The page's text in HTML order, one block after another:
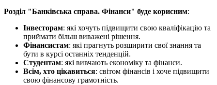
Розділ "Банківська справа. Фінанси" буде корисним:
Інвесторам: які хочуть підвищити свою кваліфікацію та
приймати більш виважені рішення.
Фінансистам: які прагнуть розширити свої знання та
бути в курсі останніх тенденцій.
Студентам: які вивчають економіку та фінанси.
Всім, хто цікавиться: світом фінансів і хоче підвищити
свою фінансову грамотність.